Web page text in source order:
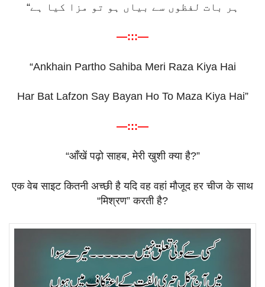
“ہر بات لفظوں سے بیاں ہو تو مزا کیا ہے
—:::—
“Ankhain Partho Sahiba Meri Raza Kiya Hai
Har Bat Lafzon Say Bayan Ho To Maza Kiya Hai”
—:::—
“आँखें पढ़ो साहब,मेरी खुशी क्या है?”
एक वेब साइट कितनी अच्छी है यदि वह वहां मौजूद हर चीज के साथ
“मिश्रण”करती है?